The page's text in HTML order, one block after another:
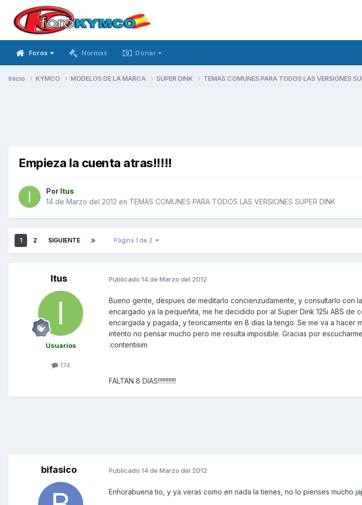
Foros Normas Donar
Inicio KYMCO MODELOS DE LA MARCA SUPER DINK TEMAS COMUNES PARA TODOS LAS VERSIONES
Empieza la cuenta atras!!!!!
Por Itus
14 de Marzo del 2012 en TEMAS COMUNES PARA TODOS LAS VERSIONES SUPER DINK
1 2 SIGUIENTE Página 1 de 2
Itus
Usuarios
174
Publicado 14 de Marzo del 2012
Bueno gente, despues de meditarlo concienzudamente, y consultarlo con
encargado ya la pequeñita, me he decidido por al Super Dink 125i ABS de
encargada y pagada, y teoricamente en 8 dias la tengo. Se me va a hacer
intento no pensar mucho pero me resulta imposible. Gracias por
:contentisim
FALTAN 8 DIAS!!!!!!!!!!!!
bifasico Publicado 14 de Marzo del 2012
Enhorabuena tio, y ya veras como en nada la tienes, no lo pienses mucho